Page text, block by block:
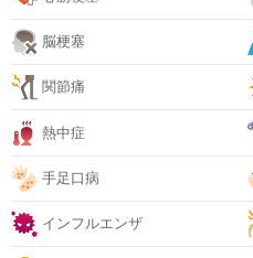
脳梗塞
関節痛
熱中症
手足口病
インフルエンザ